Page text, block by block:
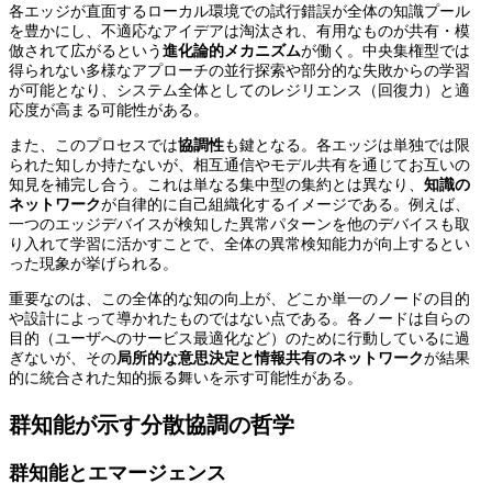
各エッジが直面するローカル環境での試行錯誤が全体の知識プール
を豊かにし、不適応なアイデアは淘汰され、有用なものが共有・模
倣されて広がるという進化論的メカニズムが働く。中央集権型では
得られない多様なアプローチの並行探索や部分的な失敗からの学習
が可能となり、システム全体としてのレジリエンス（回復力）と適
応度が高まる可能性がある。
また、このプロセスでは協調性も鍵となる。各エッジは単独では限
られた知しか持たないが、相互通信やモデル共有を通じてお互いの
知見を補完し合う。これは単なる集中型の集約とは異なり、 知識の
ネットワークが自律的に自己組織化するイメージである。例えば、
一つのエッジデバイスが検知した異常パターンを他のデバイスも取
り入れて学習に活かすことで、全体の異常検知能力が向上するとい
った現象が挙げられる。
重要なのは、この全体的な知の向上が、どこか単一のノードの目的
や設計によって導かれたものではない点である。各ノードは自らの
目的（ユーザへのサービス最適化など）のために行動しているに過
ぎないが、その局所的な意思決定と情報共有のネットワークが結果
的に統合された知的振る舞いを示す可能性がある。
群知能が示す分散協調の哲学
群知能とエマージェンス